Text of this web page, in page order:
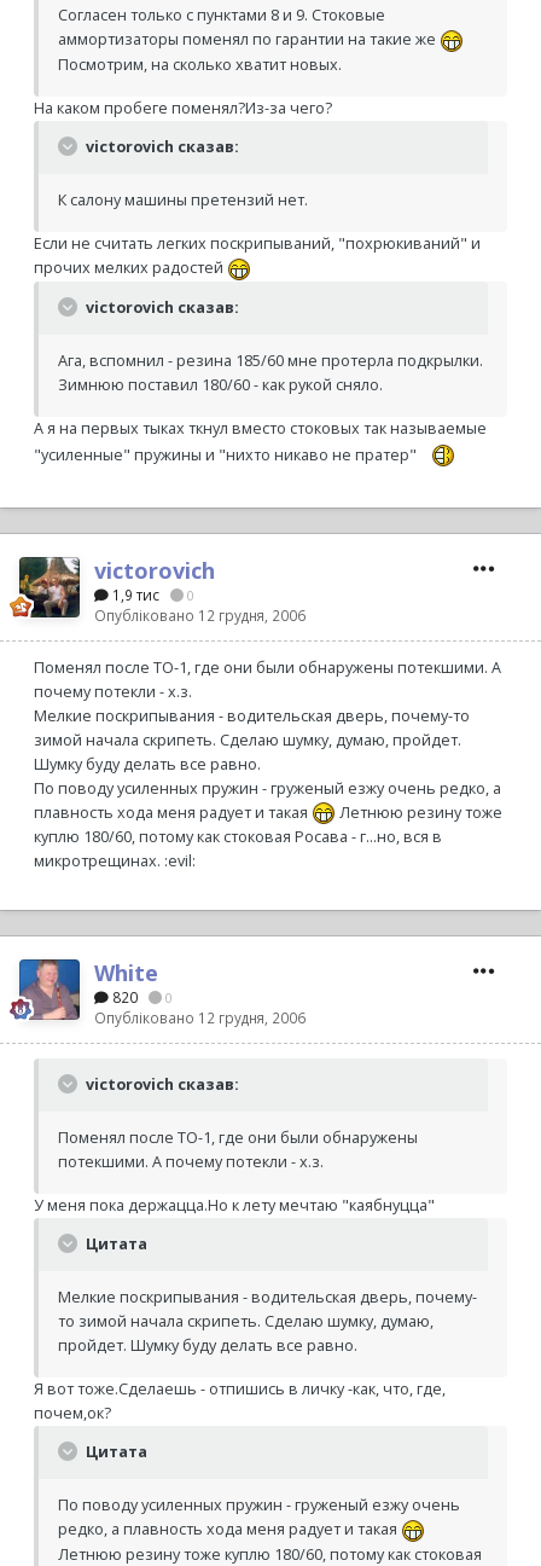
Согласен только с пунктами 8 и 9. Стоковые
аммортизаторы поменял по гарантии на такие же
Посмотрим, на сколько хватит новых.
На каком пробеге поменял?Из-за чего?
victorovich сказав:
К салону машины претензий нет.
Если не считать легких поскрипываний, "похрюкиваний" и
прочих мелких радостей
victorovich сказав:
Ага, вспомнил - резина 185/60 мне протерла подкрылки.
Зимнюю поставил 180/60 - как рукой сняло.
А я на первых тыках ткнул вместо стоковых так называемые
"усиленные" пружины и "нихто никаво не пратер"
victorovich
1,9 тис 0
Опубліковано 12 грудня, 2006
Поменял после ТО-1, где они были обнаружены потекшими. А
почему потекли - х.з.
Мелкие поскрипывания - водительская дверь, почему-то
зимой начала скрипеть. Сделаю шумку, думаю, пройдет.
Шумку буду делать все равно.
По поводу усиленных пружин - груженый езжу очень редко, а
плавность хода меня радует и такая
Летнюю резину тоже
куплю 180/60, потому как стоковая Росава - г...но, вся в
микротрещинах. :evil:
White
820 0
Опубліковано 12 грудня, 2006
victorovich сказав:
Поменял после ТО-1, где они были обнаружены
потекшими. А почему потекли - х.з.
У меня пока держацца.Но к лету мечтаю "каябнуцца"
Цитата
Мелкие поскрипывания - водительская дверь, почему-
то зимой начала скрипеть. Сделаю шумку, думаю,
пройдет. Шумку буду делать все равно.
Я вот тоже.Сделаешь - отпишись в личку -как, что, где,
почем,ок?
Цитата
По поводу усиленных пружин - груженый езжу очень
редко, а плавность хода меня радует и такая
Летнюю резину тоже куплю 180/60, потому как стоковая